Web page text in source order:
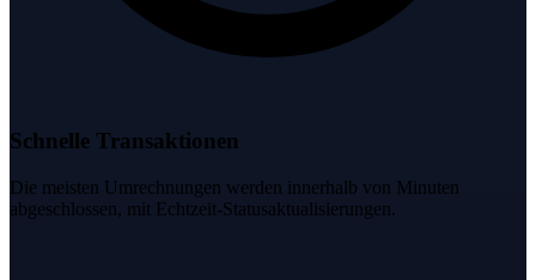
Schnelle Transaktionen
Die meisten Umrechnungen werden innerhalb von Minuten
abgeschlossen, mit Echtzeit-Statusaktualisierungen.